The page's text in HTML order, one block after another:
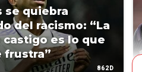
se quiebra
del racismo: “La
es lo que
frustra”
862D